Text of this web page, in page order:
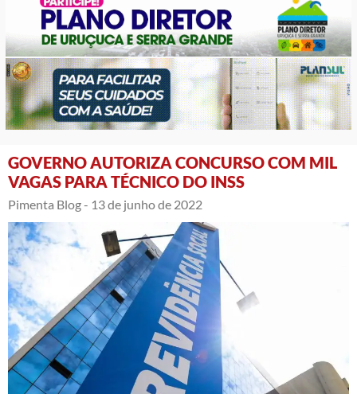
GOVERNO AUTORIZA CONCURSO COM MIL
VAGAS PARA TÉCNICO DO INSS
Pimenta Blog - 13 de junho de 2022